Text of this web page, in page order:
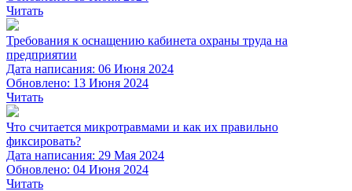
Читать
Требования к оснащению кабинета охраны труда на
предприятии
Дата написания: 06 Июня 2024
Обновлено: 13 Июня 2024
Читать
Что считается микротравмами и как их правильно
фиксировать?
Дата написания: 29 Мая 2024
Обновлено: 04 Июня 2024
Читать